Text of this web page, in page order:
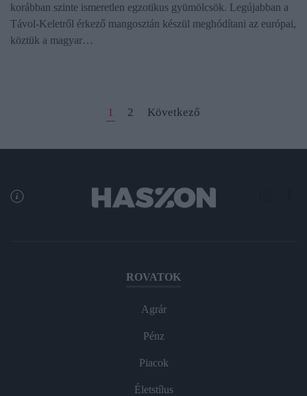
korábban szinte ismeretlen egzotikus gyümölcsök. Legújabban a
Távol-Keletről érkező mangosztán készül meghódítani az európai,
köztük a magyar…
1 2 Következő
ROVATOK
Agrár
Pénz
Piacok
Életstílus